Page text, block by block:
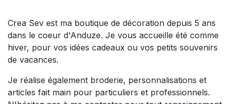
Crea Sev est ma boutique de décoration depuis 5 ans
dans le coeur d'Anduze. Je vous accueille été comme
hiver, pour vos idées cadeaux ou vos petits souvenirs
de vacances.
Je réalise également broderie, personnalisations et
articles fait main pour particuliers et professionnels.